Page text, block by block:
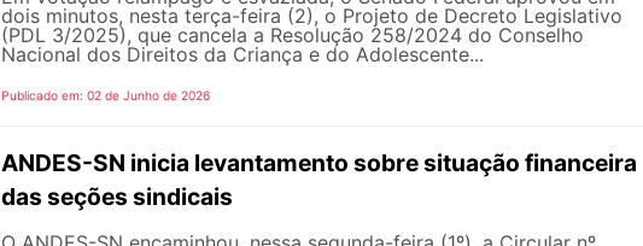
dois minutos, nesta terça-feira (2), o Projeto de Decreto Legislativo
(PDL 3/2025), que cancela a Resolução 258/2024 do Conselho
Nacional dos Direitos da Criança e do Adolescente...
Publicado em: 02 de Junho de 2026
ANDES-SN inicia levantamento sobre situação financeira
das seções sindicais